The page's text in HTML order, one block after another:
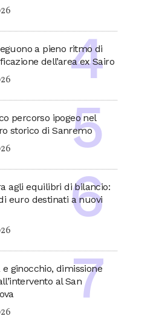
a pieno ritmo di
dell’area ex Sairo
percorso ipogeo nel
storico di Sanremo
agli equilibri di bilancio:
euro destinati a nuovi
e ginocchio, dimissione
al San